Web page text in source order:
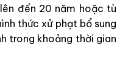
đến 20 năm hoặc tù
thức xử phạt bổ sung
trong khoảng thời gian